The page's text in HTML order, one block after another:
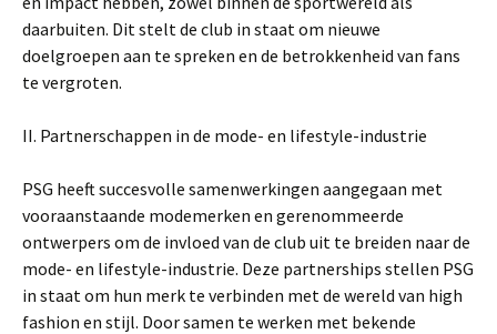
daarbuiten. Dit stelt de club in staat om nieuwe
doelgroepen aan te spreken en de betrokkenheid van fans
te vergroten.
II. Partnerschappen in de mode- en lifestyle-industrie
PSG heeft succesvolle samenwerkingen aangegaan met
vooraanstaande modemerken en gerenommeerde
ontwerpers om de invloed van de club uit te breiden naar de
mode- en lifestyle-industrie. Deze partnerships stellen PSG
in staat om hun merk te verbinden met de wereld van high
fashion en stijl. Door samen te werken met bekende